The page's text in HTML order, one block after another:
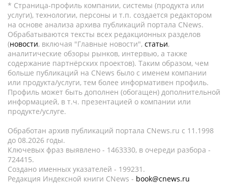
* Страница-профиль компании, системы (продукта или
услуги), технологии, персоны и т.п. создается редактором
на основе анализа архива публикаций портала CNews.
Обрабатываются тексты всех редакционных разделов
(новости, включая "Главные новости", статьи,
аналитические обзоры рынков, интервью, а также
содержание партнёрских проектов). Таким образом, чем
больше публикаций на CNews было с именем компании
или продукта/услуги, тем более информативен профиль.
Профиль может быть дополнен (обогащен) дополнительной
информацией, в т.ч. презентацией о компании или
продукте/услуге.
Обработан архив публикаций портала CNews.ru c 11.1998
до 08.2026 годы.
Ключевых фраз выявлено - 1463330, в очереди разбора -
724415.
Создано именных указателей - 199231.
Редакция Индексной книги CNews - book@cnews.ru